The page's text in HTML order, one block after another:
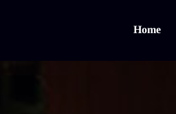
Home